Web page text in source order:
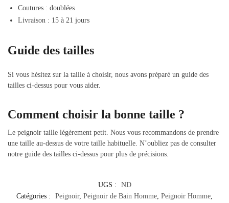
Coutures : doublées
Livraison : 15 à 21 jours
Guide des tailles
Si vous hésitez sur la taille à choisir, nous avons préparé un guide des
tailles ci-dessus pour vous aider.
Comment choisir la bonne taille ?
Le peignoir taille légèrement petit. Nous vous recommandons de prendre
une taille au-dessus de votre taille habituelle. N’oubliez pas de consulter
notre guide des tailles ci-dessus pour plus de précisions.
UGS :
ND
Catégories :
Peignoir, Peignoir de Bain Homme, Peignoir Homme,